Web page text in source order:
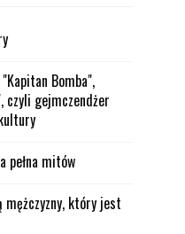
Bomba",
czyli gejmczendżer
pełna mitów
mężczyzny, który jest